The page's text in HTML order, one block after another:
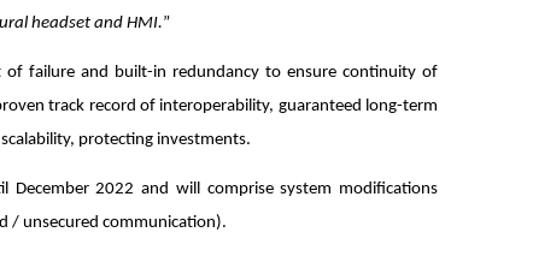
headset and HMI.”
of failure and built-in redundancy to ensure continuity of
track record of interoperability, guaranteed long-term
protecting investments.
2022 and will comprise system modifications
/ unsecured communication).